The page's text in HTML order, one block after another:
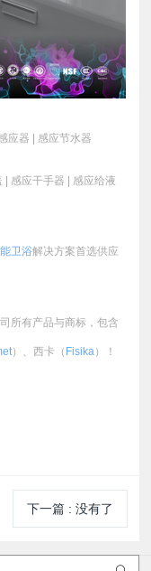
应器 | 感应节水器
| 感应干手器 | 感应给液
卫浴解决方案首选供应
所有产品与商标，包含
）、西卡（ Fisika ）！
下一篇: 没有了